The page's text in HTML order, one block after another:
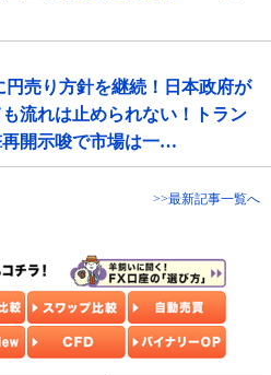
売り方針を継続！日本政府が
流れは止められない！トラン
開示唆で市場は一…
>>最新記事一覧へ